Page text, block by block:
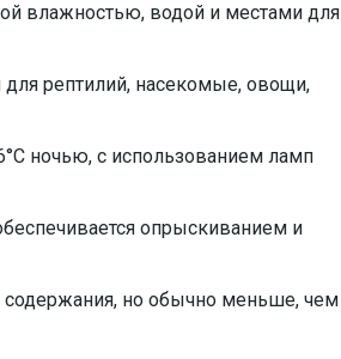
влажностью, водой и местами для
рептилий, насекомые, овощи,
ночью, с использованием ламп
опрыскиванием и
содержания, но обычно меньше, чем